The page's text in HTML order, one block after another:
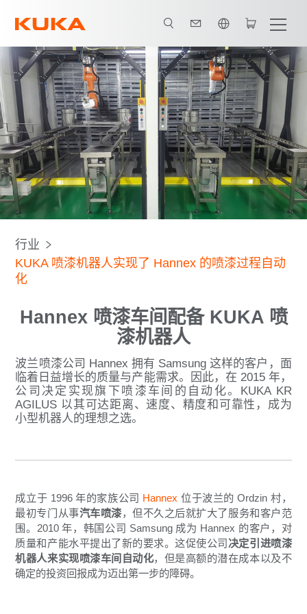
所有系统合作伙伴
行业
KUKA 喷漆机器人实现了 Hannex 的喷漆过程自动
化
Hannex 喷漆车间配备 KUKA 喷
漆机器人
波兰喷漆公司 Hannex 拥有 Samsung 这样的客户，面
临着日益增长的质量与产能需求。因此，在 2015 年，
公司决定实现旗下喷漆车间的自动化。KUKA KR
AGILUS 以其可达距离、速度、精度和可靠性，成为
小型机器人的理想之选。
成立于 1996 年的家族公司 Hannex 位于波兰的 Ordzin 村，
最初专门从事汽车喷漆，但不久之后就扩大了服务和客户范
围。2010 年，韩国公司 Samsung 成为 Hannex 的客户，对
质量和产能水平提出了新的要求。这促使公司 决定引进喷漆
机器人来实现喷漆车间自动化，但是高额的潜在成本以及不
确定的投资回报成为迈出第一步的障碍。